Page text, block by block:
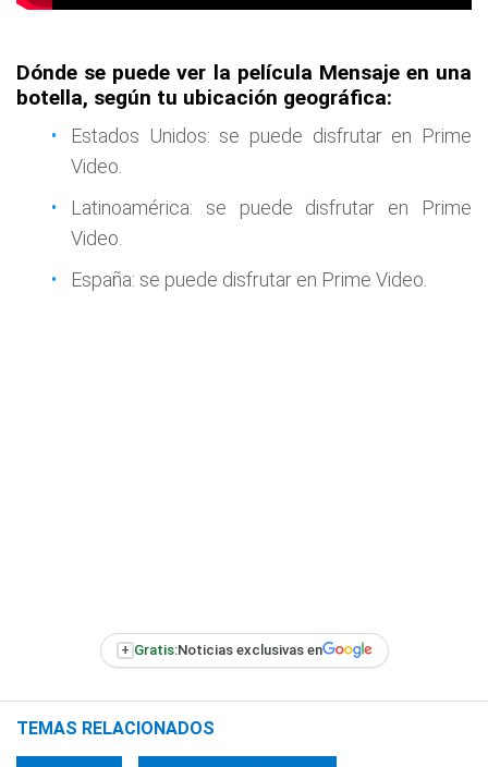
Dónde se puede ver la película Mensaje en una
botella, según tu ubicación geográfica:
Estados Unidos: se puede disfrutar en Prime
Video.
Latinoamérica: se puede disfrutar en Prime
Video.
España: se puede disfrutar en Prime Video.
+ Gratis:Noticias exclusivas en
TEMAS RELACIONADOS